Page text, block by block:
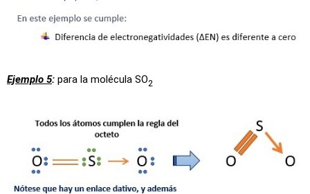
Ejemplo 5: para la molécula SO2